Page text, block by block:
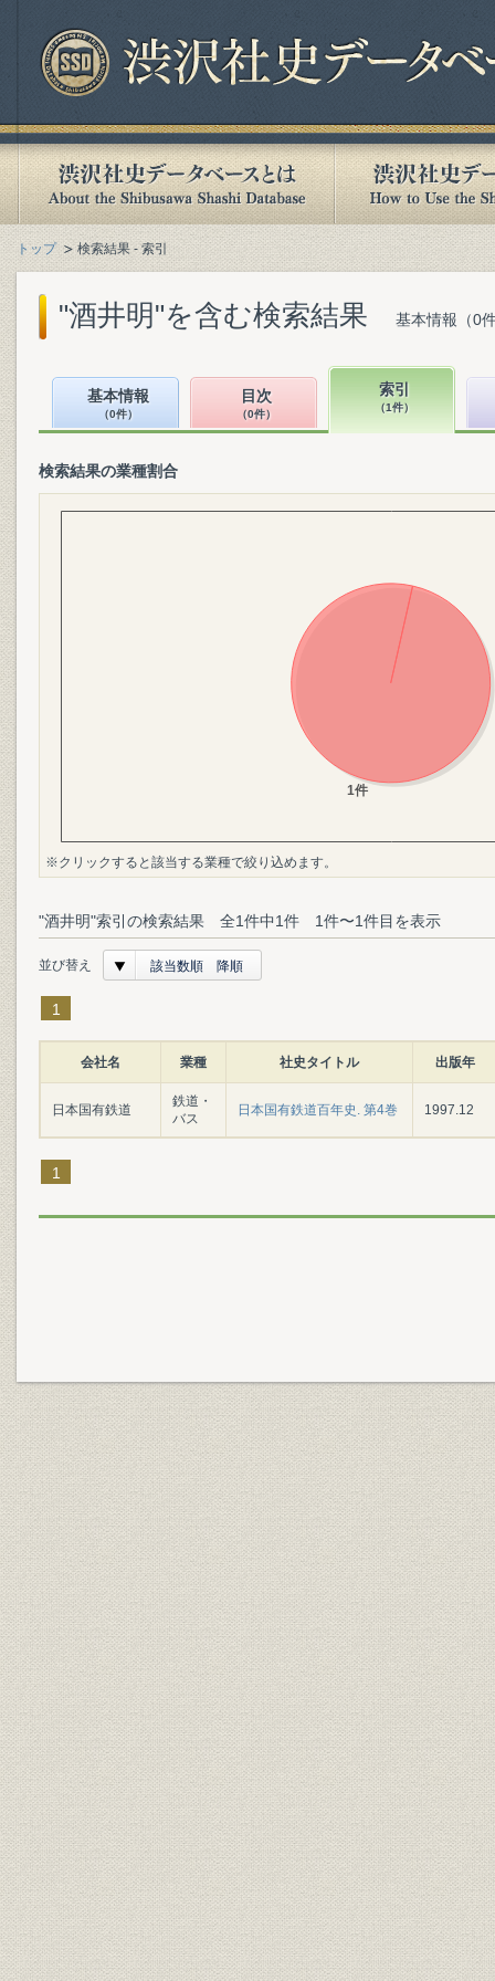
トップ 検索結果 - 索引
"酒井明"を含む検索結果 基本情報（0
基本情報
（0件）
目次
（0件）
索引
（1件）
検索結果の業種割合
※クリックすると該当する業種で絞り込めます。
"酒井明"索引の検索結果 全1件中1件 1件〜1件目を表示
並び替え 該当数順 降順
1
会社名 業種 社史タイトル 出版年
日本国有鉄道
鉄道・
バス
日本国有鉄道百年史. 第4巻 1997.12
1